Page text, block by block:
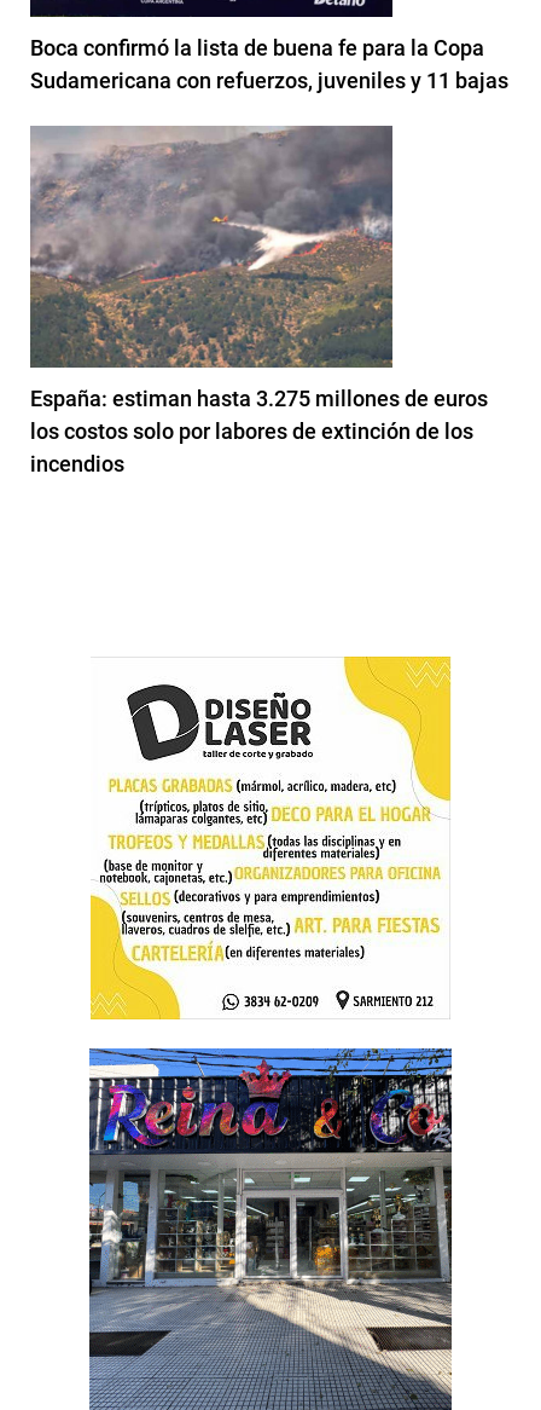
Boca confirmó la lista de buena fe para la Copa
Sudamericana con refuerzos, juveniles y 11 bajas
España: estiman hasta 3.275 millones de euros
los costos solo por labores de extinción de los
incendios